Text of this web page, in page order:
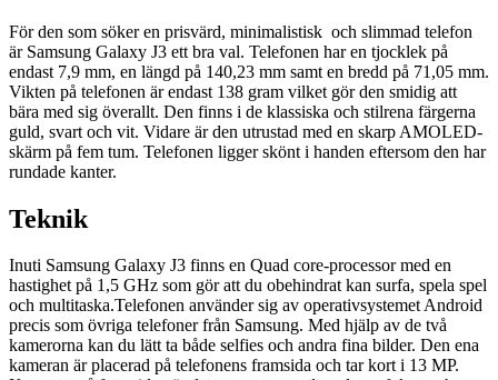
För den som söker en prisvärd, minimalistisk och slimmad telefon
är Samsung Galaxy J3 ett bra val. Telefonen har en tjocklek på
endast 7,9 mm, en längd på 140,23 mm samt en bredd på 71,05 mm.
Vikten på telefonen är endast 138 gram vilket gör den smidig att
bära med sig överallt. Den finns i de klassiska och stilrena färgerna
guld, svart och vit. Vidare är den utrustad med en skarp AMOLED-
skärm på fem tum. Telefonen ligger skönt i handen eftersom den har
rundade kanter.
Teknik
Inuti Samsung Galaxy J3 finns en Quad core-processor med en
hastighet på 1,5 GHz som gör att du obehindrat kan surfa, spela spel
och multitaska.Telefonen använder sig av operativsystemet Android
precis som övriga telefoner från Samsung. Med hjälp av de två
kamerorna kan du lätt ta både selfies och andra fina bilder. Den ena
kameran är placerad på telefonens framsida och tar kort i 13 MP.